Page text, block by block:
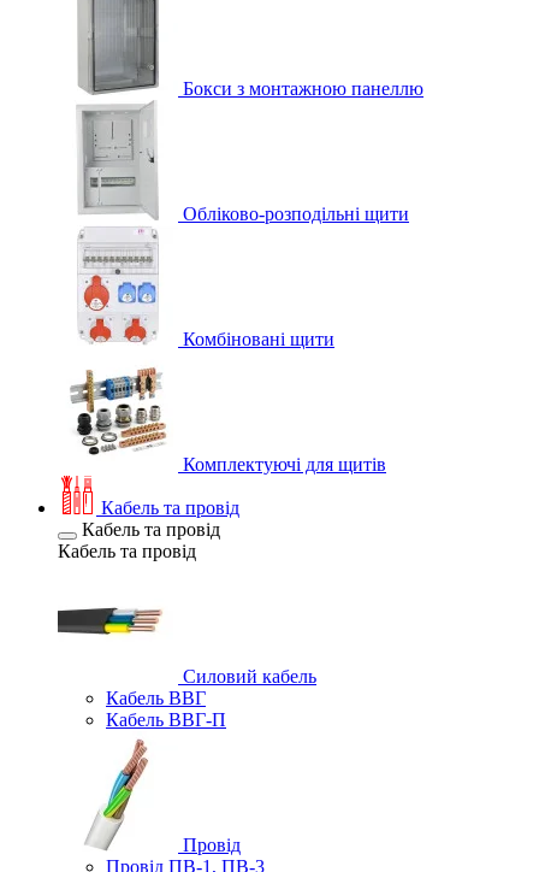
Бокси з монтажною панеллю
Обліково-розподільні щити
Комбіновані щити
Комплектуючі для щитів
Кабель та провід
Кабель та провід
Кабель та провід
Силовий кабель
Кабель ВВГ
Кабель ВВГ-П
Провід
Провід ПВ-1, ПВ-3